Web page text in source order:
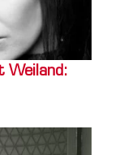
Weiland: